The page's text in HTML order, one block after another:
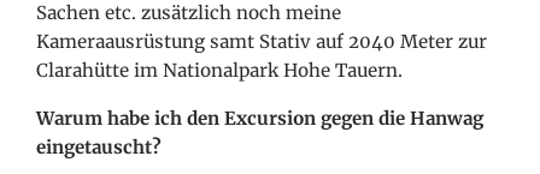
Sachen etc. zusätzlich noch meine
Kameraausrüstung samt Stativ auf 2040 Meter zur
Clarahütte im Nationalpark Hohe Tauern.
Warum habe ich den Excursion gegen die Hanwag
eingetauscht?